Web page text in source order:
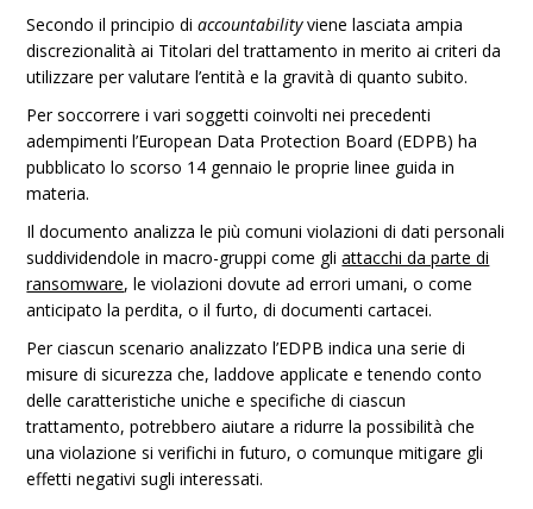
Secondo il principio diaccountabilityviene lasciata ampia
discrezionalità ai Titolari del trattamento in merito ai criteri da
utilizzare per valutare l’entità e la gravità di quanto subito.
Per soccorrere i vari soggetti coinvolti nei precedenti
adempimenti l’European Data Protection Board (EDPB) ha
pubblicato lo scorso 14 gennaio le proprie linee guida in
materia.
Il documento analizza le più comuni violazioni di dati personali
suddividendole in macro-gruppi come gliattacchi da parte di
ransomware, le violazioni dovute ad errori umani, o come
anticipato la perdita, o il furto, di documenti cartacei.
Per ciascun scenario analizzato l’EDPB indica una serie di
misure di sicurezza che, laddove applicate e tenendo conto
delle caratteristiche uniche e specifiche di ciascun
trattamento, potrebbero aiutare a ridurre la possibilità che
una violazione si verifichi in futuro, o comunque mitigare gli
effetti negativi sugli interessati.